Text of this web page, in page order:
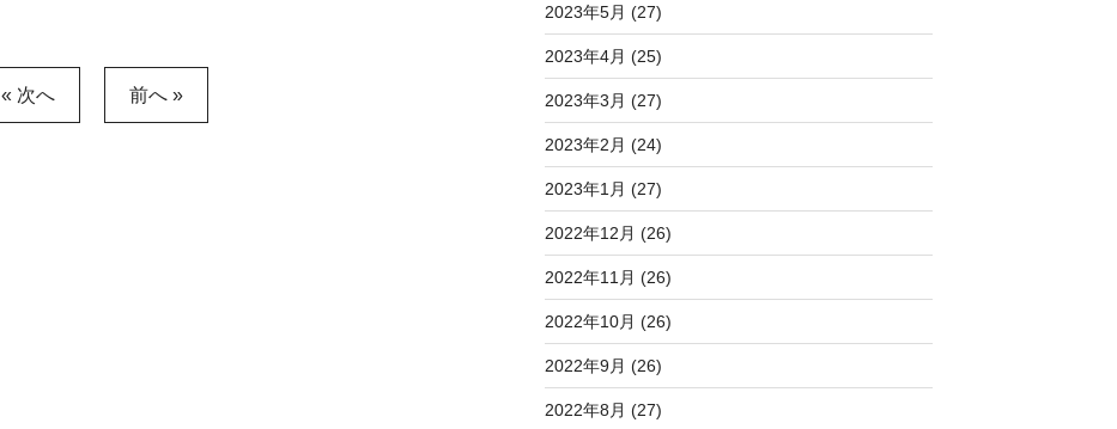
« 次へ 前へ »
2023年5月 (27)
2023年4月 (25)
2023年3月 (27)
2023年2月 (24)
2023年1月 (27)
2022年12月 (26)
2022年11月 (26)
2022年10月 (26)
2022年9月 (26)
2022年8月 (27)